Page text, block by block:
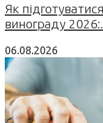
Як
винограду 2026:...
06.08.2026